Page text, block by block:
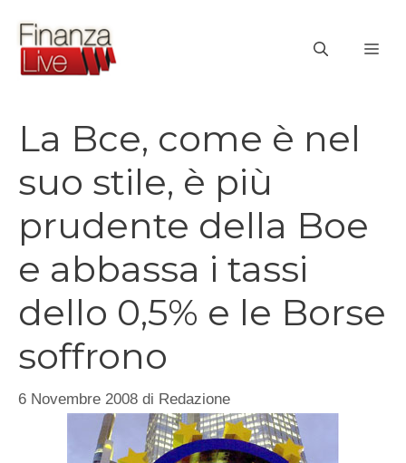
contenuto
La Bce, come è nel
suo stile, è più
prudente della Boe
e abbassa i tassi
dello 0,5% e le Borse
soffrono
6 Novembre 2008 di Redazione